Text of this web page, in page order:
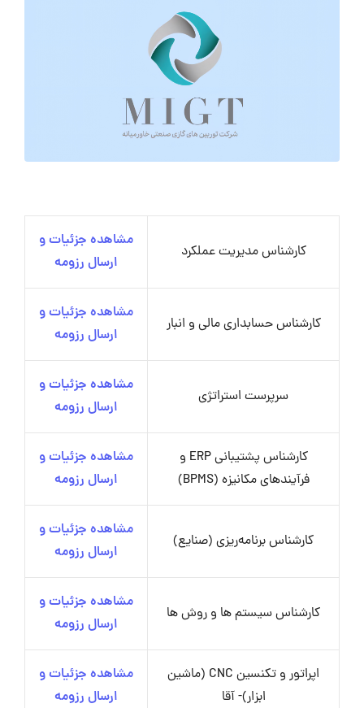
کارشناس مدیریت عملکرد
مشاهده جزئیات و
ارسال رزومه
کارشناس حسابداری مالی و انبار
مشاهده جزئیات و
ارسال رزومه
سرپرست استراتژی
مشاهده جزئیات و
ارسال رزومه
کارشناس پشتیبانی ERP و
فرآیندهای مکانیزه (BPMS)
مشاهده جزئیات و
ارسال رزومه
کارشناس برنامه‌ریزی (صنایع)
مشاهده جزئیات و
ارسال رزومه
کارشناس سیستم ها و روش ها
مشاهده جزئیات و
ارسال رزومه
اپراتور و تکنسین CNC (ماشین
ابزار)- آقا
مشاهده جزئیات و
ارسال رزومه